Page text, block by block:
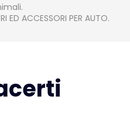
ED ACCESSORI PER AUTO.